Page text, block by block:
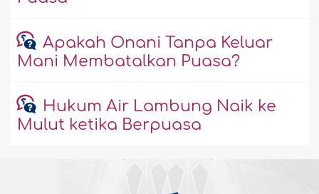
Apakah Onani Tanpa Keluar
Mani Membatalkan Puasa?
Hukum Air Lambung Naik ke
Mulut ketika Berpuasa